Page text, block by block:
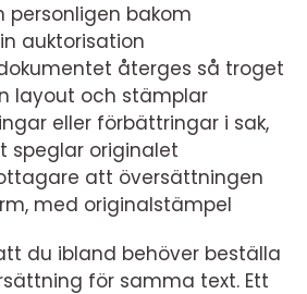
personligen bakom
auktorisation
återges så troget
layout och stämplar
eller förbättringar i sak,
speglar originalet
att översättningen
med originalstämpel
du ibland behöver beställa
för samma text. Ett